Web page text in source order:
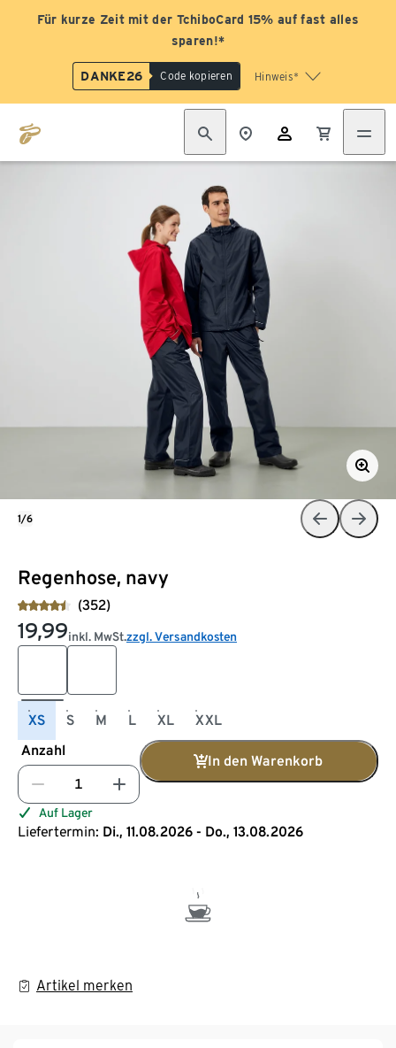
Für kurze Zeit mit der TchiboCard 15% auf fast alles
sparen!*
DANKE26 Code kopieren Hinweis*
Regenhose, navy
(352)
19,99inkl. MwSt.zzgl. Versandkosten
XS S M L XL
XXL
Anzahl
In den Warenkorb
Auf Lager
Liefertermin: Di., 11.08.2026 - Do., 13.08.2026
Artikel merken
1/6